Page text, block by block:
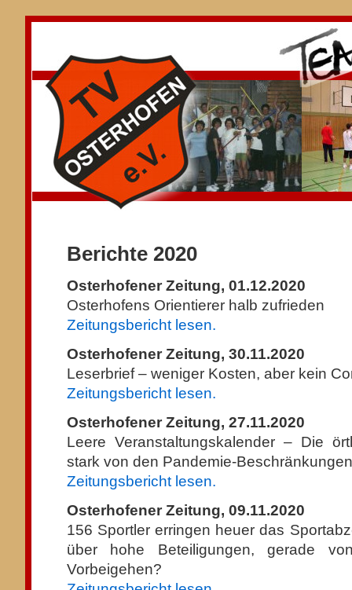
Berichte 2020
Osterhofener Zeitung, 01.12.2020
Osterhofens Orientierer halb zufrieden
Zeitungsbericht lesen.
Osterhofener Zeitung, 30.11.2020
Leserbrief – weniger Kosten, aber kein
Zeitungsbericht lesen.
Osterhofener Zeitung, 27.11.2020
Leere Veranstaltungskalender – Die
stark von den Pandemie-
Zeitungsbericht lesen.
Osterhofener Zeitung, 09.11.2020
156 Sportler erringen heuer das
über hohe Beteiligungen, gerade
Vorbeigehen?